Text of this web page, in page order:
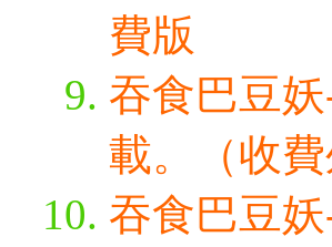
費版
吞食巴豆
載。（收費
吞食巴豆